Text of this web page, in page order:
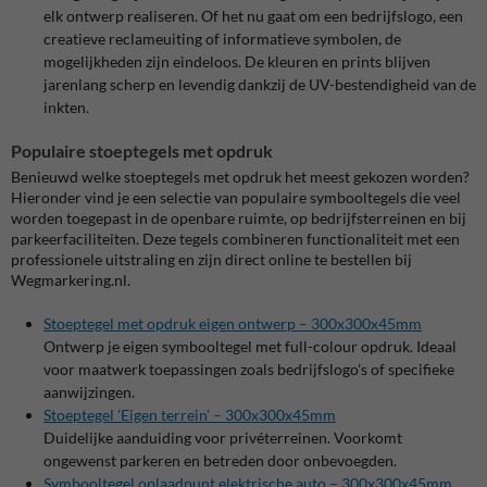
elk ontwerp realiseren. Of het nu gaat om een bedrijfslogo, een
creatieve reclameuiting of informatieve symbolen, de
mogelijkheden zijn eindeloos. De kleuren en prints blijven
jarenlang scherp en levendig dankzij de UV-bestendigheid van de
inkten.
Populaire stoeptegels met opdruk
Benieuwd welke stoeptegels met opdruk het meest gekozen worden?
Hieronder vind je een selectie van populaire symbooltegels die veel
worden toegepast in de openbare ruimte, op bedrijfsterreinen en bij
parkeerfaciliteiten. Deze tegels combineren functionaliteit met een
professionele uitstraling en zijn direct online te bestellen bij
Wegmarkering.nl.
Stoeptegel met opdruk eigen ontwerp – 300x300x45mm
Ontwerp je eigen symbooltegel met full-colour opdruk. Ideaal
voor maatwerk toepassingen zoals bedrijfslogo's of specifieke
aanwijzingen.
Stoeptegel 'Eigen terrein' – 300x300x45mm
Duidelijke aanduiding voor privéterreinen. Voorkomt
ongewenst parkeren en betreden door onbevoegden.
Symbooltegel oplaadpunt elektrische auto – 300x300x45mm